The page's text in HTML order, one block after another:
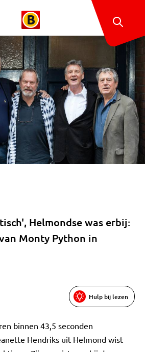
Helmondse was erbij:
Monty Python in
Hulp bij lezen
binnen 43,5 seconden
Hendriks uit Helmond wist